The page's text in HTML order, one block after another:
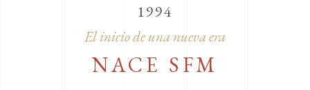
1994
El inicio de una nueva era
NACE SFM